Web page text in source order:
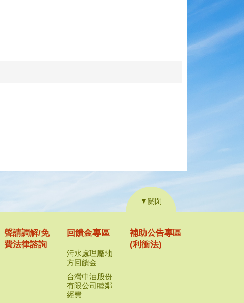
▼關閉
聲請調解/免
費法律諮詢
回饋金專區
污水處理廠地
方回饋金
台灣中油股份
有限公司睦鄰
經費
補助公告專區
(利衝法)